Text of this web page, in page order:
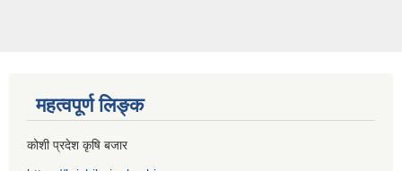
महत्वपूर्ण लिङ्क
कोशी प्रदेश कृषि बजार